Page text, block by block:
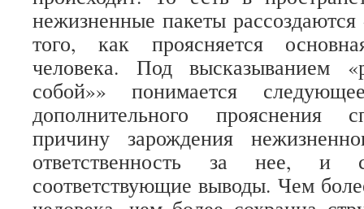
нежизненные пакеты
того, как проясняется
человека. Под высказыванием
собой»» понимается
дополнительного прояснения
причину зарождения
ответственность за нее, и
соответствующие выводы. Чем